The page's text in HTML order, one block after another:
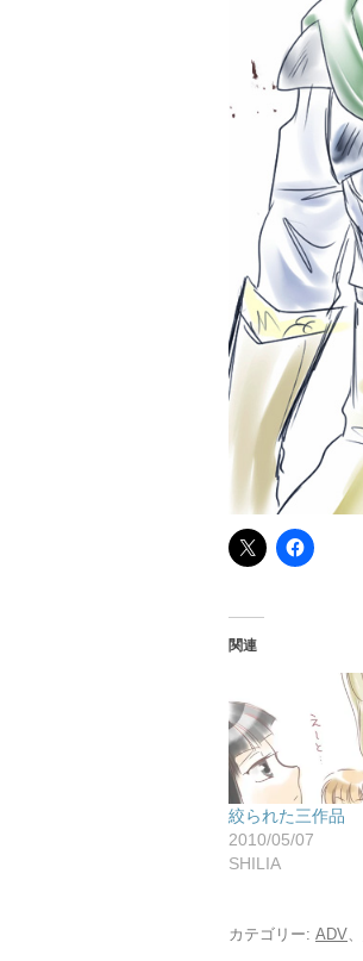
関連
絞られた三作品
2010/05/07
SHILIA
カテゴリー: ADV、